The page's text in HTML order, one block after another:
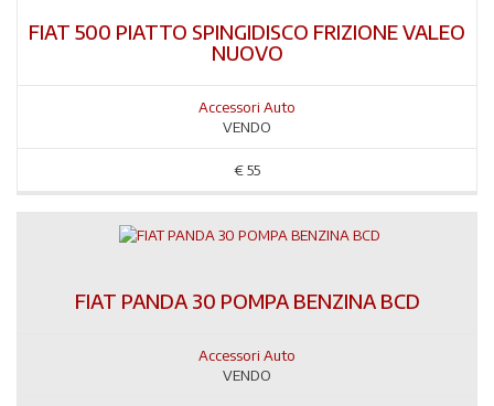
FIAT 500 PIATTO SPINGIDISCO FRIZIONE VALEO
NUOVO
Accessori Auto
VENDO
€55
FIAT PANDA 30 POMPA BENZINA BCD
Accessori Auto
VENDO